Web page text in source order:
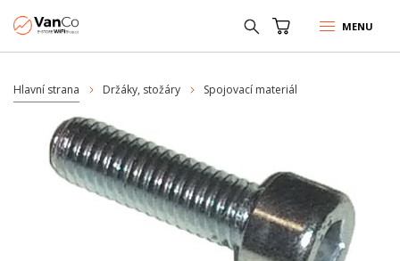
MENU
Hlavní strana Držáky, stožáry Spojovací materiál